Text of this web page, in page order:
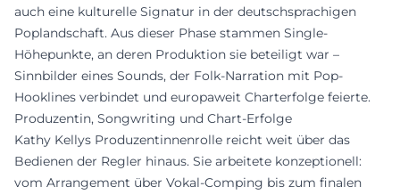
auch eine kulturelle Signatur in der deutschsprachigen
Poplandschaft. Aus dieser Phase stammen Single-
Höhepunkte, an deren Produktion sie beteiligt war –
Sinnbilder eines Sounds, der Folk-Narration mit Pop-
Hooklines verbindet und europaweit Charterfolge feierte.
Produzentin, Songwriting und Chart-Erfolge
Kathy Kellys Produzentinnenrolle reicht weit über das
Bedienen der Regler hinaus. Sie arbeitete konzeptionell:
vom Arrangement über Vokal-Comping bis zum finalen